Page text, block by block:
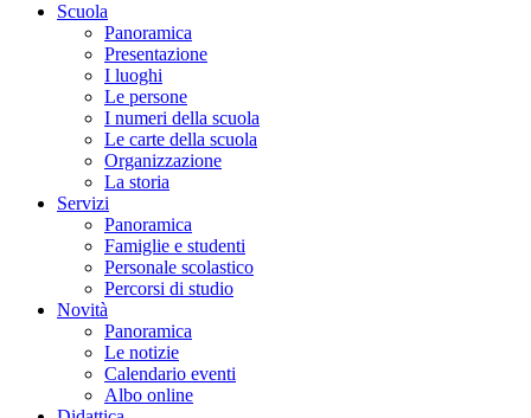
Scuola
Panoramica
Presentazione
I luoghi
Le persone
I numeri della scuola
Le carte della scuola
Organizzazione
La storia
Servizi
Panoramica
Famiglie e studenti
Personale scolastico
Percorsi di studio
Novità
Panoramica
Le notizie
Calendario eventi
Albo online